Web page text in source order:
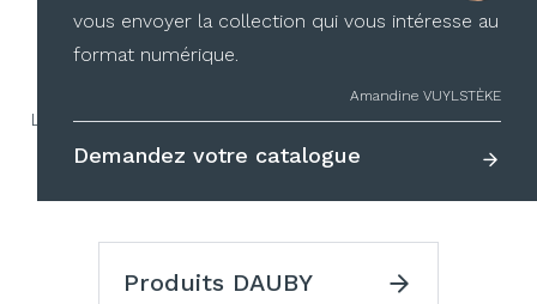
Nos partenaires
La qualité de leurs produits n’est plus à prouver, leurs
gammes nous accompagnent depuis des années,
Produits DAUBY
vous envoyer la collection qui vous intéresse au
format numérique.
Amandine VUYLSTÈKE
Demandez votre catalogue